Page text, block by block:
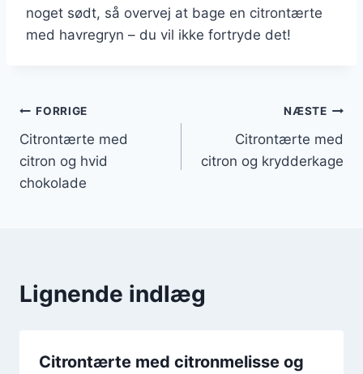
noget sødt, så overvej at bage en citrontærte
med havregryn – du vil ikke fortryde det!
Indlægsnavigation
FORRIGE
Citrontærte med
citron og hvid
chokolade
NÆSTE
Citrontærte med
citron og krydderkage
Lignende indlæg
Citrontærte med citronmelisse og